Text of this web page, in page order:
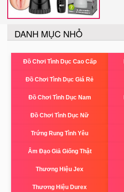
DANH MỤC NHỎ
Đồ Chơi Tình Dục Cao Cấp
Đồ Chơi Tình Dục Giá Rẻ
Đồ Chơi Tình Dục Nam
Đồ Chơi Tình Dục Nữ
Trứng Rung Tình Yêu
Âm Đạo Giả Giống Thật
Thương Hiệu Jex
Thương Hiệu Durex